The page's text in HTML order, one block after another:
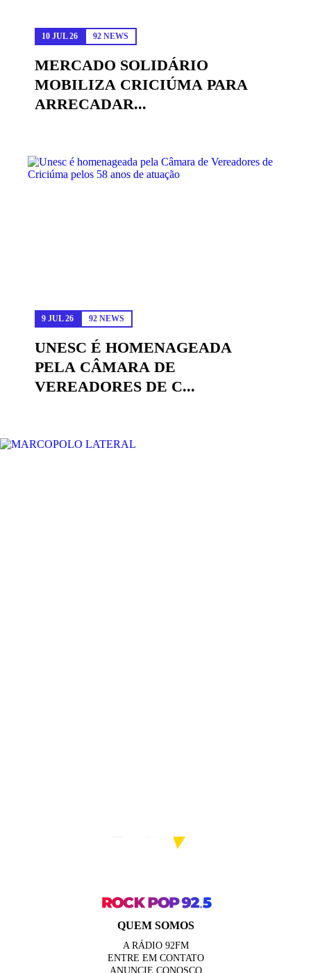
10 JUL 26 92 NEWS
MERCADO SOLIDÁRIO
MOBILIZA CRICIÚMA PARA
ARRECADAR...
9 JUL 26 92 NEWS
UNESC É HOMENAGEADA
PELA CÂMARA DE
VEREADORES DE C...
QUEM SOMOS
A RÁDIO 92FM
ENTRE EM CONTATO
ANUNCIE CONOSCO